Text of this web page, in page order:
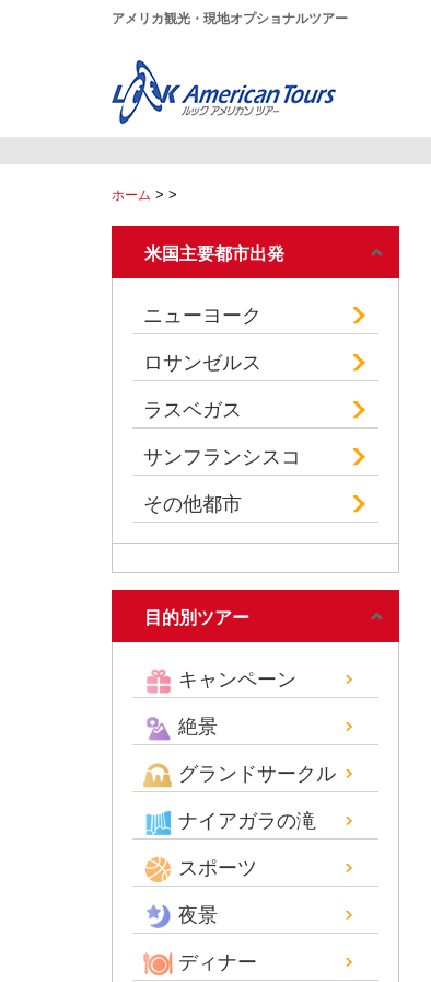
アメリカ観光・現地オプショナルツアー
ホーム > >
米国主要都市出発
ニューヨーク
ロサンゼルス
ラスベガス
サンフランシスコ
その他都市
目的別ツアー
キャンペーン
絶景
グランドサークル
ナイアガラの滝
スポーツ
夜景
ディナー